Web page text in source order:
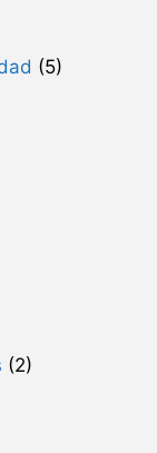
(5)
(2)